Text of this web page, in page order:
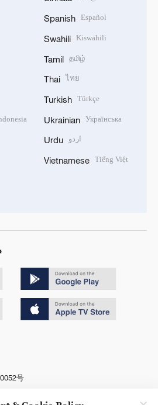
Spanish Español
Swahili Kiswahili
Tamil தமிழ்
Thai ไทย
Turkish Türkçe
Ukrainian Українська
Urdu اردو
Vietnamese Tiếng Việt
号